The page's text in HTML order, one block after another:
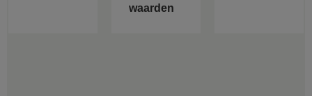
waarden